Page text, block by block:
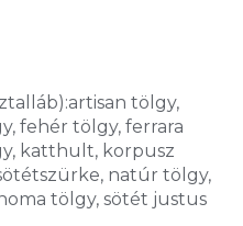
tölgy,
fehér tölgy, ferrara
katthult, korpusz
natúr tölgy,
tölgy, sötét justus